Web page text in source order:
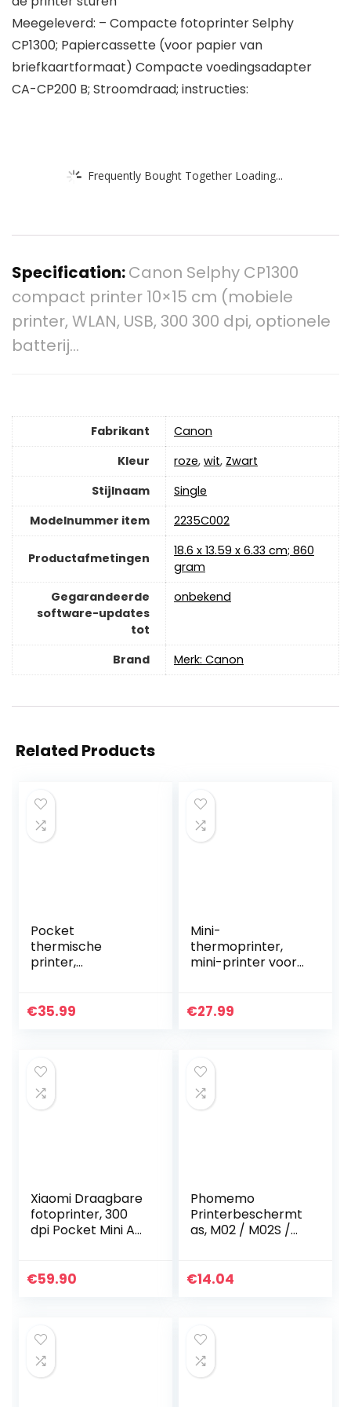
Meegeleverd: – Compacte fotoprinter Selphy
CP1300; Papiercassette (voor papier van
briefkaartformaat) Compacte voedingsadapter
CA-CP200 B; Stroomdraad; instructies:
Frequently Bought Together Loading...
Specification:Canon Selphy CP1300
compact printer 10×15 cm (mobiele
printer, WLAN, USB, 300 300 dpi, optionele
batterij…
Fabrikant
‎Canon
Kleur
‎roze, ‎wit, ‎Zwart
Stijlnaam
Single
Modelnummer item
‎2235C002
Productafmetingen
‎18.6 x 13.59 x 6.33 cm; 860
gram
Gegarandeerde
software-updates
tot
‎onbekend
Brand Merk: Canon
Related Products
Pocket
thermische
printer,
draadloze
€35.99
Mini-
thermoprinter,
mini-printer voor
USB-kabel en 15
€27.99
Xiaomi Draagbare
fotoprinter, 300
dpi Pocket Mini AR,
zinkpapierprinter,
€59.90
Phomemo
Printerbeschermt
as, M02 / M02S /
vak met
€14.04